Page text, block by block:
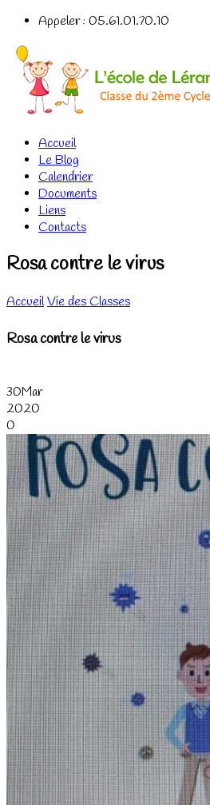
Appeler : 05.61.01.70.10
Accueil
Le Blog
Calendrier
Documents
Liens
Contacts
Rosa contre le virus
AccueilVie des Classes
Rosa contre le virus
30Mar
2020
0